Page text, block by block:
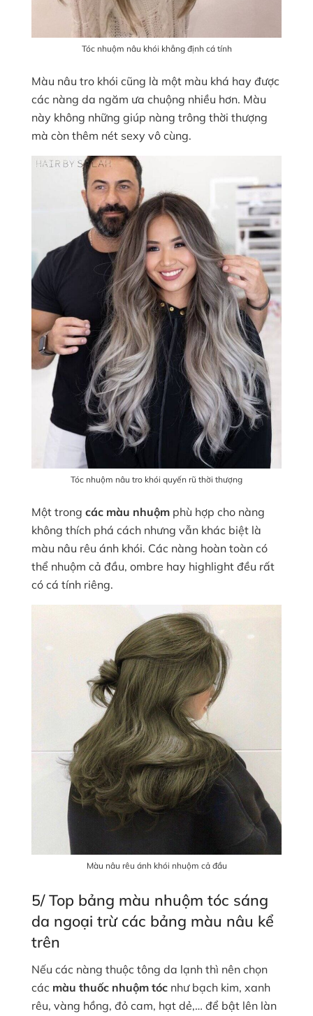
Tóc nhuộm nâu khói khẳng định cá tính
Màu nâu tro khói cũng là một màu khá hay được
các nàng da ngăm ưa chuộng nhiều hơn. Màu
này không những giúp nàng trông thời thượng
mà còn thêm nét sexy vô cùng.
Tóc nhuộm nâu tro khói quyến rũ thời thượng
Một trong các màu nhuộm phù hợp cho nàng
không thích phá cách nhưng vẫn khác biệt là
màu nâu rêu ánh khói. Các nàng hoàn toàn có
thể nhuộm cả đầu, ombre hay highlight đều rất
có cá tính riêng.
Màu nâu rêu ánh khói nhuộm cả đầu
5/ Top bảng màu nhuộm tóc sáng
da ngoại trừ các bảng màu nâu kể
trên
Nếu các nàng thuộc tông da lạnh thì nên chọn
các màu thuốc nhuộm tóc như bạch kim, xanh
rêu, vàng hồng, đỏ cam, hạt dẻ,… để bật lên làn